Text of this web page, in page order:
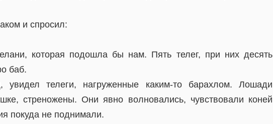
и спросил:
которая подошла бы нам. Пять телег, при них десять
баб.
увидел телеги, нагруженные каким-то барахлом. Лошади
стреножены. Они явно волновались, чувствовали коней
покуда не поднимали.